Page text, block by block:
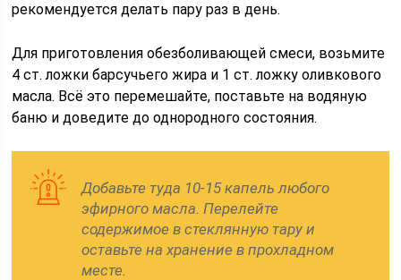
рекомендуется делать пару раз в день.
Для приготовления обезболивающей смеси, возьмите
4 ст. ложки барсучьего жира и 1 ст. ложку оливкового
масла. Всё это перемешайте, поставьте на водяную
баню и доведите до однородного состояния.
Добавьте туда 10-15 капель любого
эфирного масла. Перелейте
содержимое в стеклянную тару и
оставьте на хранение в прохладном
месте.